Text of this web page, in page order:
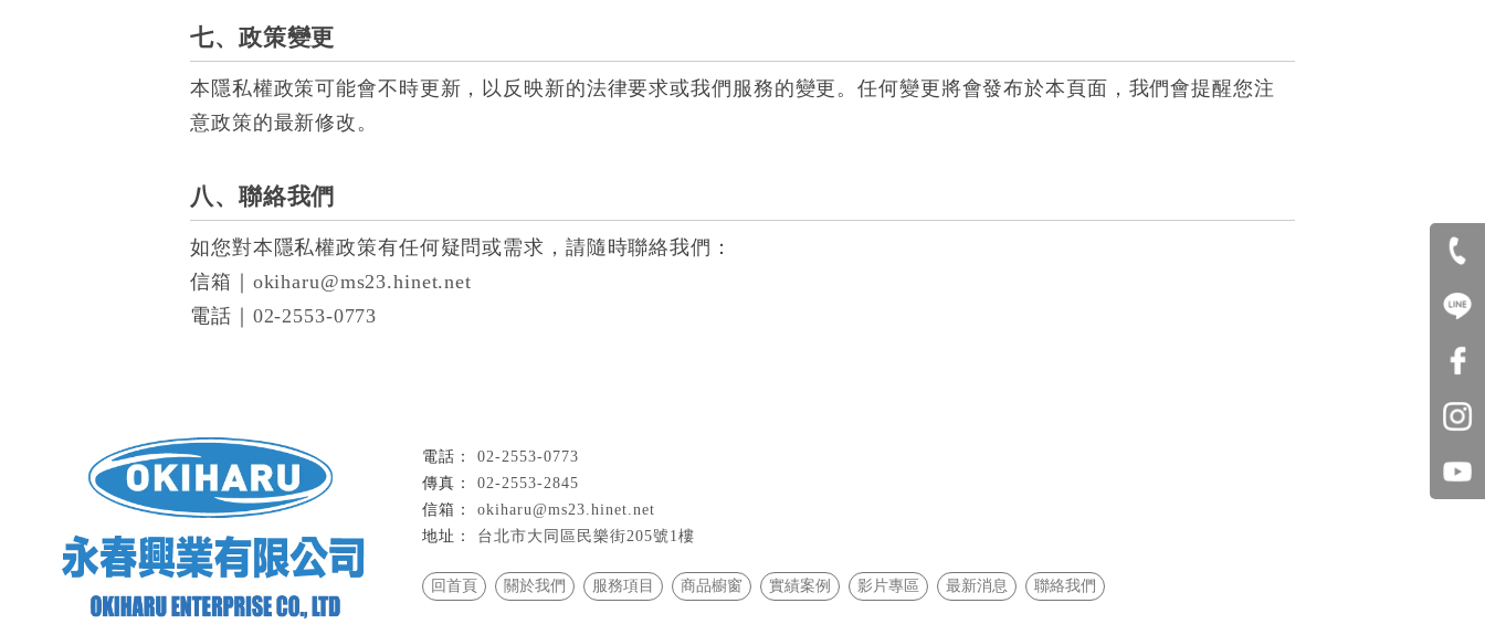
七、政策變更
本隱私權政策可能會不時更新，以反映新的法律要求或我們服務的變更。任何變更將會發布於本頁面，我們會提醒您注
意政策的最新修改。
八、聯絡我們
如您對本隱私權政策有任何疑問或需求，請隨時聯絡我們：
信箱｜ okiharu@ms23.hinet.net
電話｜ 02-2553-0773
02-2553-0773
02-2553-2845
okiharu@ms23.hinet.net
台北市大同區民樂街205號1樓
回首頁 關於我們 服務項目 商品櫥窗 實績案例 影片專區 最新消息 聯絡我們